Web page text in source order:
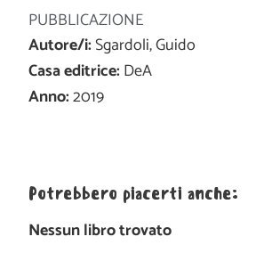
PUBBLICAZIONE
Autore/i:Sgardoli, Guido
Casa editrice:DeA
Anno:2019
Potrebbero piacerti anche:
Nessun libro trovato